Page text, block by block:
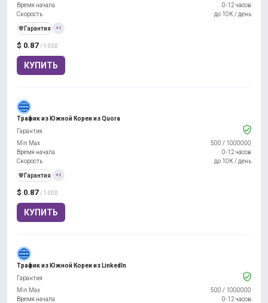
$ 0.87 / 1000
КУПИТЬ
Время начала
0-12 часов
Скорость
до 10К / день
️🛡️ Гарантия +1
Трафик из Южной Кореи из Quora
$ 0.87 / 1000
КУПИТЬ
Гарантия
Min Max
500 / 1000000
Время начала
0-12 часов
Скорость
до 10К / день
️🛡️ Гарантия +1
Трафик из Южной Кореи из LinkedIn
Гарантия
Min Max
500 / 1000000
Время начала
0-12 часов